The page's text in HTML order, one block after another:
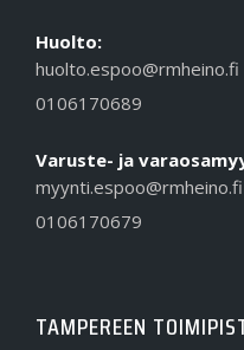
Huolto:
huolto.espoo@rmheino.fi
0106170689
Varuste- ja
myynti.espoo@rmheino.fi
0106170679
TAMPEREEN